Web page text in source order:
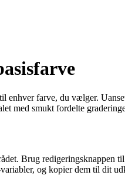
farve, du vælger.
med smukt fordelte
Brug redigeringsknappen
og kopier dem til dit